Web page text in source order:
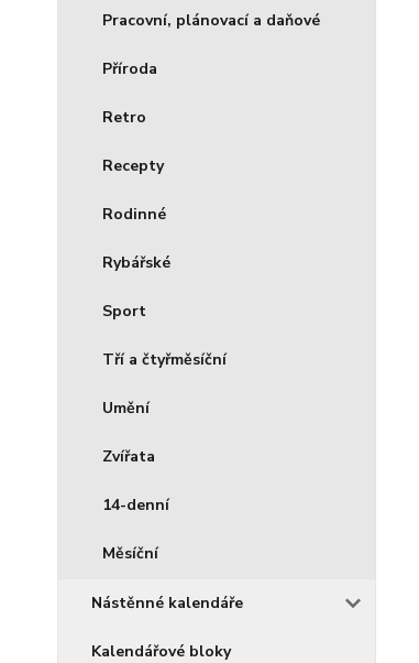
Pracovní, plánovací a daňové
Příroda
Retro
Recepty
Rodinné
Rybářské
Sport
Tří a čtyřměsíční
Umění
Zvířata
14-denní
Měsíční
Nástěnné kalendáře
Kalendářové bloky